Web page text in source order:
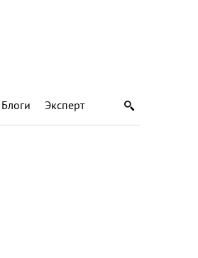
Блоги Эксперт